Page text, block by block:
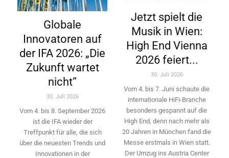
Globale
Innovatoren auf
der IFA 2026: „Die
Zukunft wartet
nicht“
30. Juli 2026
Vom 4. bis 8. September 2026
ist die IFA wieder der
Treffpunkt für alle, die sich
über die neuesten Trends und
Innovationen in der
Jetzt spielt die
Musik in Wien:
High End Vienna
2026 feiert...
30. Juli 2026
Vom 4. bis 7. Juni schaute die
internationale HiFi-Branche
besonders gespannt auf die
High End, denn nach mehr als
20 Jahren in München fand die
Messe erstmals in Wien statt.
Der Umzug ins Austria Center